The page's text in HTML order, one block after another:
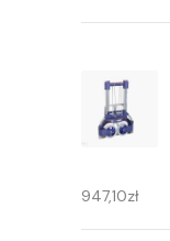
947,10zł